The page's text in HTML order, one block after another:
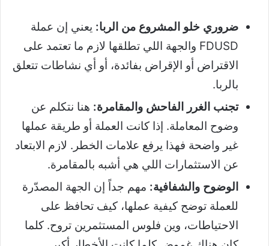
ضروري خلو المشروع من الربا: يعني إن عملة
FDUSD والجهة اللي تطلقها لازم ما تعتمد على
الاقتراض أو الإقراض بفائدة، أو أي نشاطات تتعلق
بالربا.
تجنب الغرر الفاحش والمقامرة: هنا نتكلم عن
وضوح المعاملة. إذا كانت العملة أو طريقة عملها
غير واضحة فهذا يرفع علامات الخطر. لازم الابتعاد
عن الاستثمارات اللي هي أشبه بالمقامرة.
الوضوح والشفافية: مهم جداً إن الجهة المصدّرة
للعملة توضح كيفية عملها، كيف تحافظ على
الاحتياطات، وين فلوس المستثمرين تروح. كلما